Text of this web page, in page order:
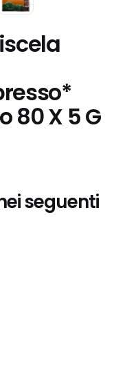
80 X 5 G
seguenti